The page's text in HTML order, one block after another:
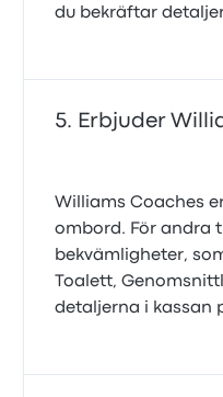
du bekräftar
Erbjuder
Williams Coaches
ombord. För andra
bekvämligheter,
Toalett,
detaljerna i kassan